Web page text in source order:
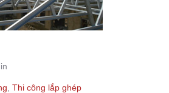
in
Thi công lắp ghép